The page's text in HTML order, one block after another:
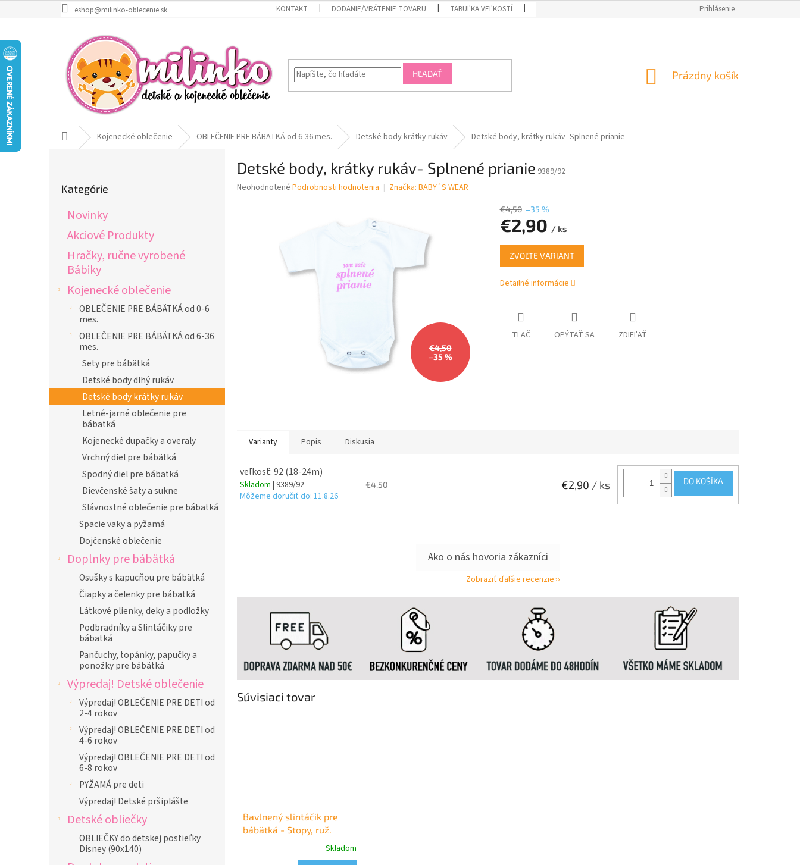
na
eshop@milinko-oblecenie.sk KONTAKT DODANIE/VRÁTENIE TOVARU TABUĽKA VEĽKOSTÍ NAPÍSALI O NÁS
Prihlásenie
HĽADAŤ
NÁKUPNÝ
Prázdny košík
DomovKojenecké oblečenie OBLEČENIE PRE BÁBÄTKÁ od 6-36 mes. Detské body krátky rukáv Detské body, krátky rukáv- Splnené prianie
kategórie
Kategórie
Novinky
Akciové Produkty
Hračky, ručne vyrobené
Bábiky
Kojenecké oblečenie
OBLEČENIE PRE BÁBÄTKÁ od 0-6
mes.
OBLEČENIE PRE BÁBÄTKÁ od 6-36
mes.
Sety pre bábätká
Detské body dlhý rukáv
Detské body krátky rukáv
Letné-jarné oblečenie pre
bábätká
Kojenecké dupačky a overaly
Vrchný diel pre bábätká
Spodný diel pre bábätká
Dievčenské šaty a sukne
Slávnostné oblečenie pre bábätká
Spacie vaky a pyžamá
Dojčenské oblečenie
Doplnky pre bábätká
Osušky s kapucňou pre bábätká
Čiapky a čelenky pre bábätká
Látkové plienky, deky a podložky
Podbradníky a Slintáčiky pre
bábätká
Pančuchy, topánky, papučky a
ponožky pre bábätká
Výpredaj! Detské oblečenie
Výpredaj! OBLEČENIE PRE DETI od
2-4 rokov
Výpredaj! OBLEČENIE PRE DETI od
4-6 rokov
Výpredaj! OBLEČENIE PRE DETI od
6-8 rokov
PYŽAMÁ pre deti
Výpredaj! Detské pršiplášte
Detské obliečky
OBLIEČKY do detskej postieľky
Disney (90x140)
Detské body, krátky rukáv- Splnené prianie 9389/92
Priemerné
Neohodnotené Podrobnosti hodnotenia Značka: BABY´S WEAR
€4,50
–35 %
€4,50 –35 %
€2,90 / ks
Jednotková
cena:
ZVOĽTE VARIANT
Detailné informácie
TLAČ OPÝTAŤ SA ZDIEĽAŤ
Súvisiaci tovar
Bavlnený slintáčik pre
bábätká - Stopy, ruž.
Skladom
Varianty Popis Diskusia
veľkosť: 92 (18-24m)
Skladom | 9389/92
Môžeme doručiť do: 11.8.26
€4,50 €2,90 / ks DO KOŠÍKA
Zobraziť ďalšie recenzie